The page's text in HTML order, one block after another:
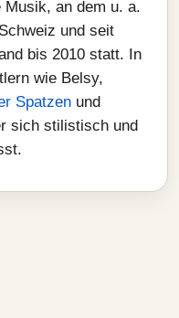
an dem u. a.
und seit
bis 2010 statt. In
wie Belsy,
Spatzen und
sich stilistisch und